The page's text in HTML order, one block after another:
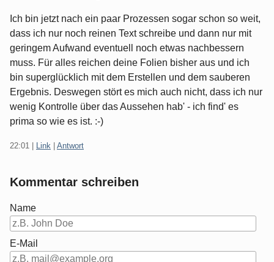
Ich bin jetzt nach ein paar Prozessen sogar schon so weit,
dass ich nur noch reinen Text schreibe und dann nur mit
geringem Aufwand eventuell noch etwas nachbessern
muss. Für alles reichen deine Folien bisher aus und ich
bin superglücklich mit dem Erstellen und dem sauberen
Ergebnis. Deswegen stört es mich auch nicht, dass ich nur
wenig Kontrolle über das Aussehen hab' - ich find' es
prima so wie es ist. :-)
22:01 | Link | Antwort
Kommentar schreiben
Name
E-Mail